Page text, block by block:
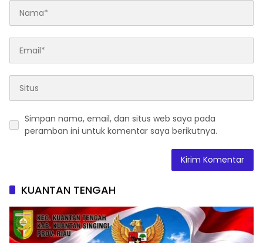
Simpan nama, email, dan situs web saya pada
peramban ini untuk komentar saya berikutnya.
KUANTAN TENGAH